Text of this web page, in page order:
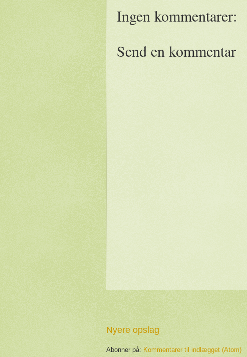
Ingen kommentarer:
Send en kommentar
Nyere opslag
Abonner på: Kommentarer til indlægget (Atom)